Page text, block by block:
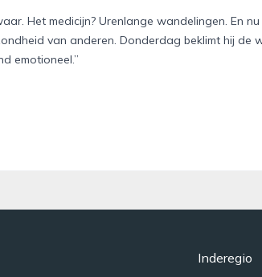
Het medicijn? Urenlange wandelingen. En
van anderen. Donderdag beklimt hij de
emotioneel.”
Inderegio